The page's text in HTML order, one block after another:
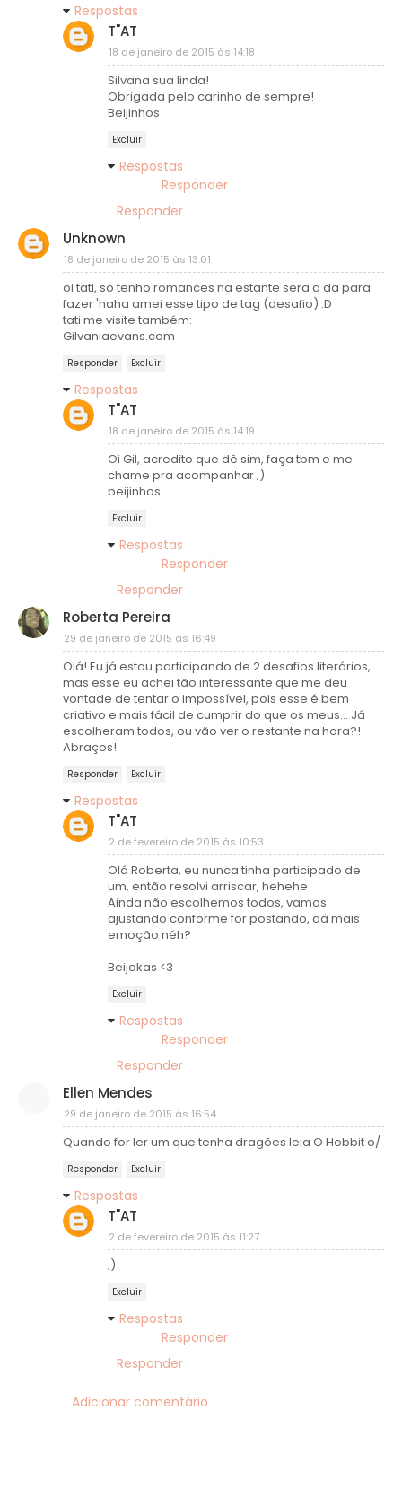
Respostas
T"AT
18 de janeiro de 2015 às 14:18
Silvana sua linda!
Obrigada pelo carinho de sempre!
Beijinhos
Excluir
Respostas
Responder
Responder
Unknown
18 de janeiro de 2015 às 13:01
oi tati, so tenho romances na estante sera q da para
fazer 'haha amei esse tipo de tag (desafio) :D
tati me visite também:
Gilvaniaevans.com
Responder Excluir
Respostas
T"AT
18 de janeiro de 2015 às 14:19
Oi Gil, acredito que dê sim, faça tbm e me
chame pra acompanhar ;)
beijinhos
Excluir
Respostas
Responder
Responder
Roberta Pereira
29 de janeiro de 2015 às 16:49
Olá! Eu já estou participando de 2 desafios literários,
mas esse eu achei tão interessante que me deu
vontade de tentar o impossível, pois esse é bem
criativo e mais fácil de cumprir do que os meus... Já
escolheram todos, ou vão ver o restante na hora?!
Abraços!
Responder Excluir
Respostas
T"AT
2 de fevereiro de 2015 às 10:53
Olá Roberta, eu nunca tinha participado de
um, então resolvi arriscar, hehehe
Ainda não escolhemos todos, vamos
ajustando conforme for postando, dá mais
emoção néh?
Beijokas <3
Excluir
Respostas
Responder
Responder
Ellen Mendes
29 de janeiro de 2015 às 16:54
Quando for ler um que tenha dragões leia O Hobbit o/
Responder Excluir
Respostas
T"AT
2 de fevereiro de 2015 às 11:27
;)
Excluir
Respostas
Responder
Responder
Adicionar comentário